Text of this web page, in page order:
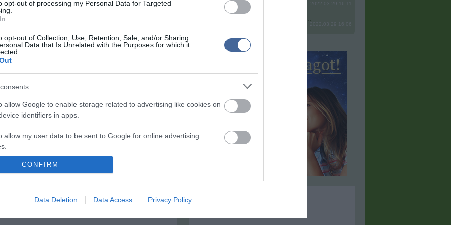
opt-out of processing my Personal Data for Targeted
opt-out of Collection, Use, Retention, Sale, and/or Sharing
Data that Is Unrelated with the Purposes for which it
allow Google to enable storage related to advertising like cookies on
identifiers in apps.
allow my user data to be sent to Google for online advertising
allow Google to send me personalized advertising.
identifiers in apps.
CONFIRM
Data Deletion Data Access Privacy Policy
meg
nem is ismerik, pedig az államilag finanszírozott,
Csókgép segít közel maradni az
elszakadt pároknak
humán reprodukciós zavarok
Az embrió életképességének hagyományos
morfológiai értékelése nem képes megragadni az
Ezért hagyd ki inkább a banánt a
Egyetlen banán akár 84%-kal is csökkentheti a
flavanolok felszívódását.
2022.03.29 16:11
2022.03.29 16:06